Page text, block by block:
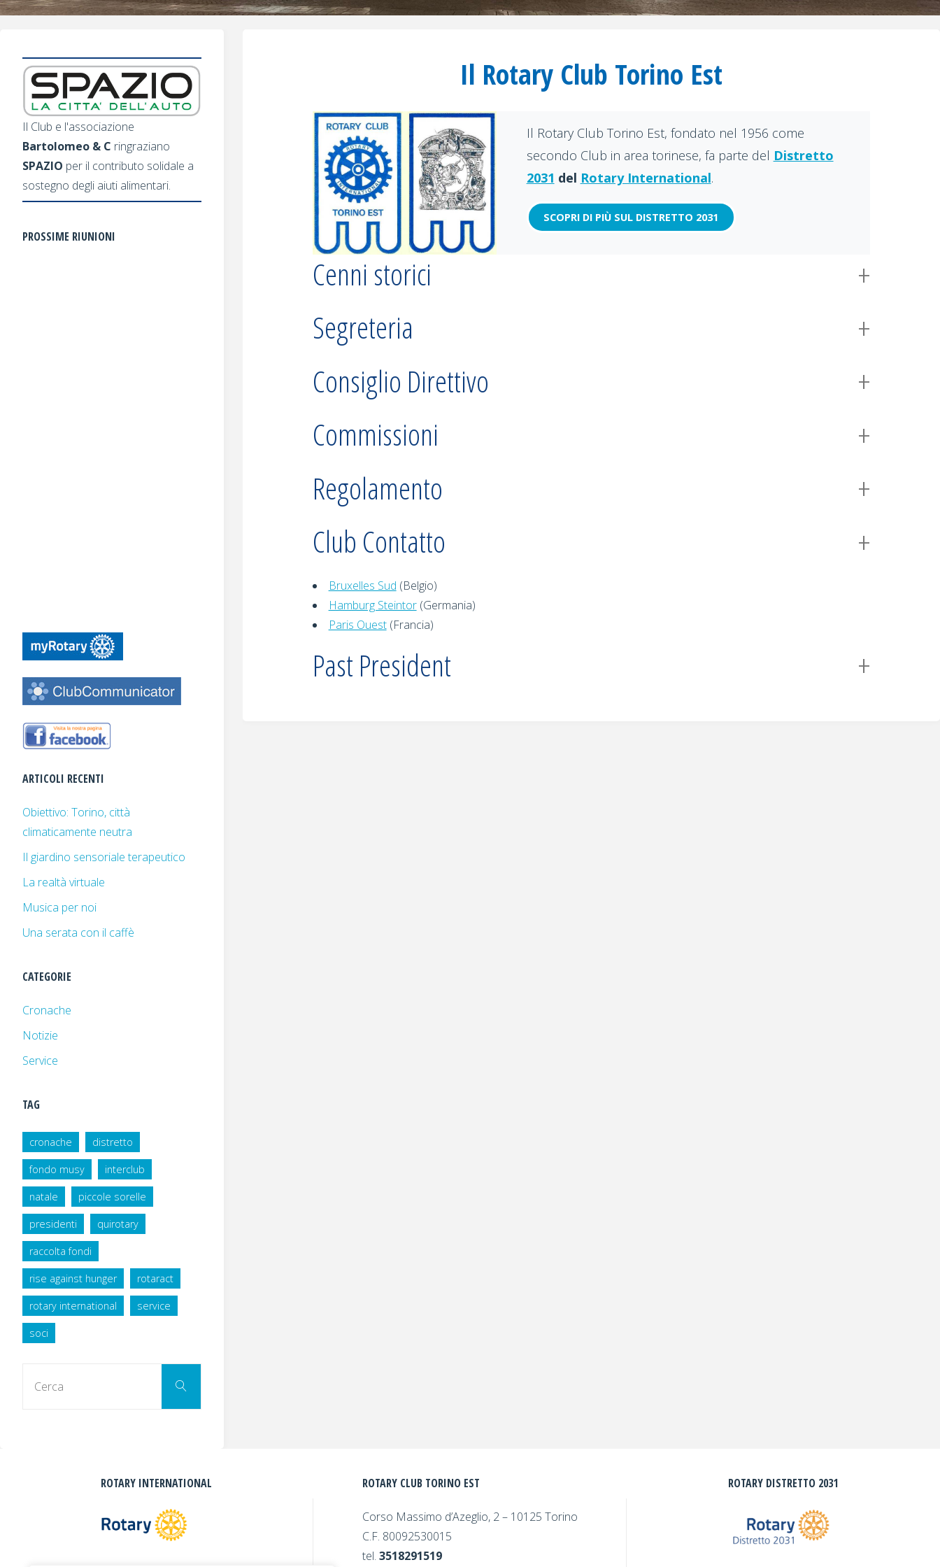
Il Rotary Club Torino Est
Il Rotary Club Torino Est, fondato nel 1956 come
secondo Club in area torinese, fa parte del Distretto
2031 del Rotary International.
SCOPRI DI PIÙ SUL DISTRETTO 2031
Cenni storici
Segreteria
Consiglio Direttivo
Commissioni
Regolamento
Club Contatto
Bruxelles Sud (Belgio)
Hamburg Steintor(Germania)
Paris Ouest(Francia)
Past President
Il Club e l'associazione
Bartolomeo & C ringraziano
SPAZIO per il contributo solidale a
sostegno degli aiuti alimentari.
PROSSIME RIUNIONI
ARTICOLI RECENTI
Obiettivo: Torino, città
climaticamente neutra
Il giardino sensoriale terapeutico
La realtà virtuale
Musica per noi
Una serata con il caffè
CATEGORIE
Cronache
Notizie
Service
TAG
cronache distretto
fondo musy interclub
natale piccole sorelle
presidenti quirotary
raccolta fondi
rise against hunger rotaract
rotary international service
soci
Cerca
ROTARY INTERNATIONAL ROTARY CLUB TORINO EST
Corso Massimo d’Azeglio, 2– 10125 Torino
C.F. 80092530015
tel. 3518291519
ROTARY DISTRETTO 2031